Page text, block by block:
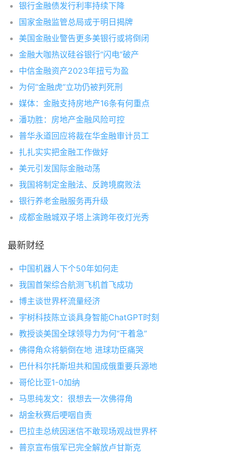
银行金融债发行利率持续下降
国家金融监管总局或于明日揭牌
美国金融业警告更多美银行或将倒闭
金融大咖热议硅谷银行“闪电”破产
中信金融资产2023年扭亏为盈
为何“金融虎”立功仍被判死刑
媒体：金融支持房地产16条有何重点
潘功胜：房地产金融风险可控
普华永道回应将裁在华金融审计员工
扎扎实实把金融工作做好
美元引发国际金融动荡
我国将制定金融法、反跨境腐败法
银行养老金融服务再升级
成都金融城双子塔上演跨年夜灯光秀
最新财经
中国机器人下个50年如何走
我国首架综合航测飞机首飞成功
博主谈世界杯流量经济
宇树科技陈立谈具身智能ChatGPT时刻
教授谈美国全球领导力为何“干着急”
佛得角众将躺倒在地 进球功臣痛哭
巴什科尔托斯坦共和国成俄重要兵源地
哥伦比亚1-0加纳
马思纯发文：很想去一次佛得角
胡金秋赛后哽咽自责
巴拉圭总统因迷信不敢现场观战世界杯
普京宣布俄军已完全解放卢甘斯克